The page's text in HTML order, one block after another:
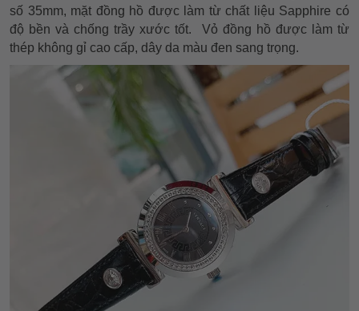
số 35mm, mặt đồng hồ được làm từ chất liệu Sapphire có
độ bền và chống trầy xước tốt. Vỏ đồng hồ được làm từ
thép không gỉ cao cấp, dây da màu đen sang trọng.